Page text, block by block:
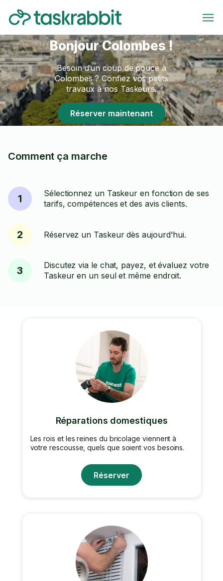
Bonjour Colombes !
Besoin d’un coup de pouce à
Colombes ? Confiez vos petits
travaux à nos Taskeurs.
Réserver maintenant
Comment ça marche
1
Sélectionnez un Taskeur en fonction de ses
tarifs, compétences et des avis clients.
2 Réservez un Taskeur dès aujourd'hui.
3
Discutez via le chat, payez, et évaluez votre
Taskeur en un seul et même endroit.
Réparations domestiques
Les rois et les reines du bricolage viennent à
votre rescousse, quels que soient vos besoins.
Réserver